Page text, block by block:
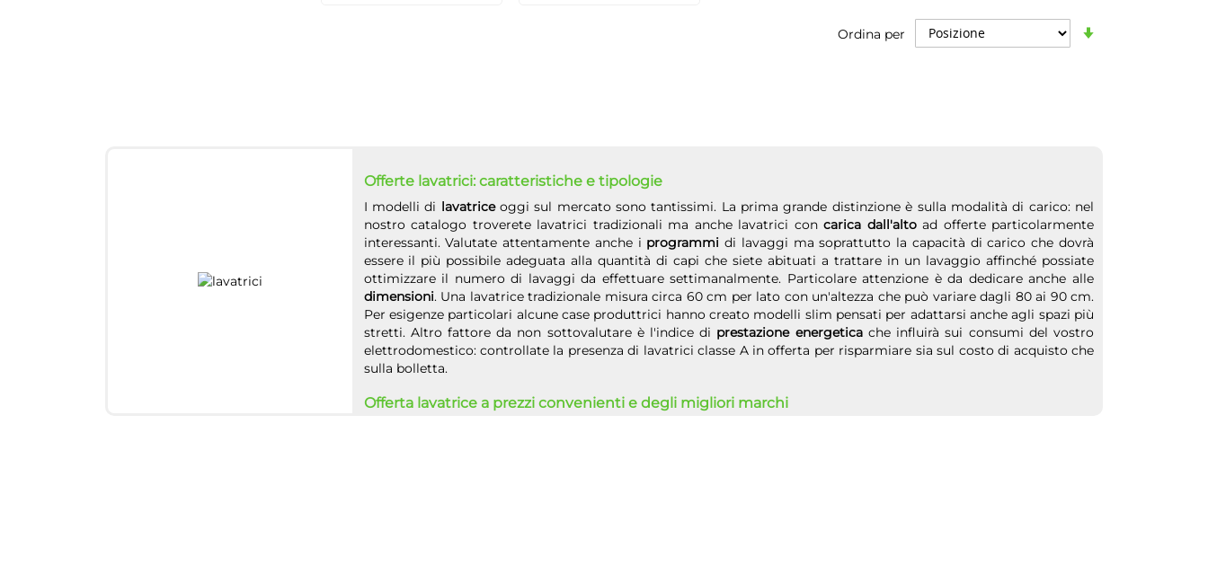
Ordina per
Offerte lavatrici: caratteristiche e tipologie
I modelli di lavatriceoggi sul mercato sono tantissimi. La prima grande distinzione è sulla modalità di carico: nel
nostro catalogo troverete lavatrici tradizionali ma anche lavatrici con carica dall'altoad offerte particolarmente
interessanti. Valutate attentamente anche i programmi di lavaggi ma soprattutto la capacità di carico che dovrà
essere il più possibile adeguata alla quantità di capi che siete abituati a trattare in un lavaggio affinché possiate
ottimizzare il numero di lavaggi da effettuare settimanalmente. Particolare attenzione è da dedicare anche alle
dimensioni. Una lavatrice tradizionale misura circa 60 cm per lato con un'altezza che può variare dagli 80 ai 90 cm.
Per esigenze particolari alcune case produttrici hanno creato modelli slim pensati per adattarsi anche agli spazi più
stretti. Altro fattore da non sottovalutare è l'indice di prestazione energeticache influirà sui consumi del vostro
elettrodomestico: controllate la presenza di lavatrici classe A in offerta per risparmiare sia sul costo di acquisto che
sulla bolletta.
Offerta lavatrice a prezzi convenienti e degli migliori marchi